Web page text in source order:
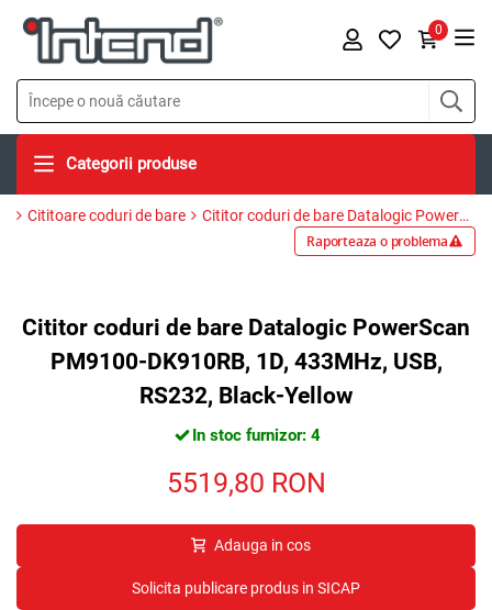
0
Categorii produse
Cititoare coduri de bare Cititor coduri de bare Datalogic PowerScan PM9100-DK910RB, 1D, 433MHz, USB, RS232, Black-Yellow
Raporteaza o problema
Cititor coduri de bare Datalogic PowerScan
PM9100-DK910RB, 1D, 433MHz, USB,
RS232, Black-Yellow
In stoc furnizor: 4
5519,80 RON
Adauga in cos
Solicita publicare produs in SICAP